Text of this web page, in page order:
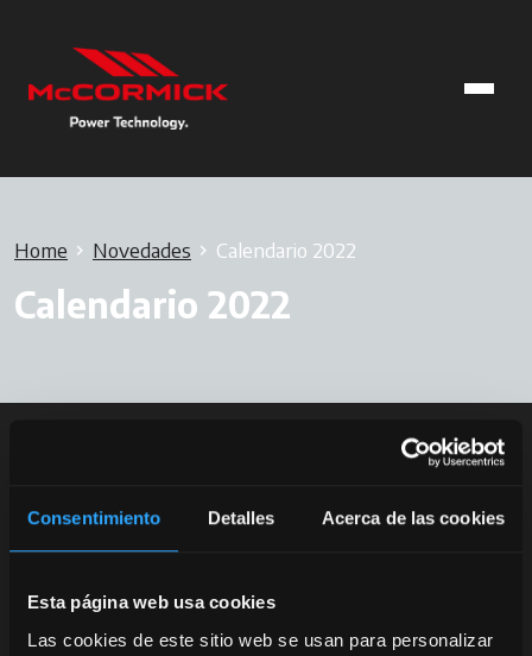
Consentimiento Detalles Acerca de las cookies
Esta página web usa cookies
Las cookies de este sitio web se usan para personalizar
Home Novedades Calendario 2022
Calendario 2022